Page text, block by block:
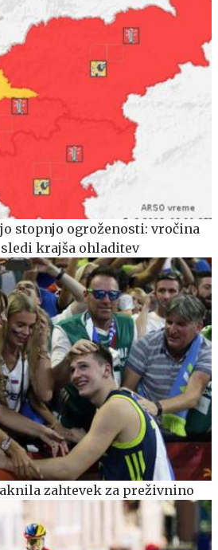
stopnjo ogroženosti: vročina
krajša ohladitev
zahtevek za preživnino